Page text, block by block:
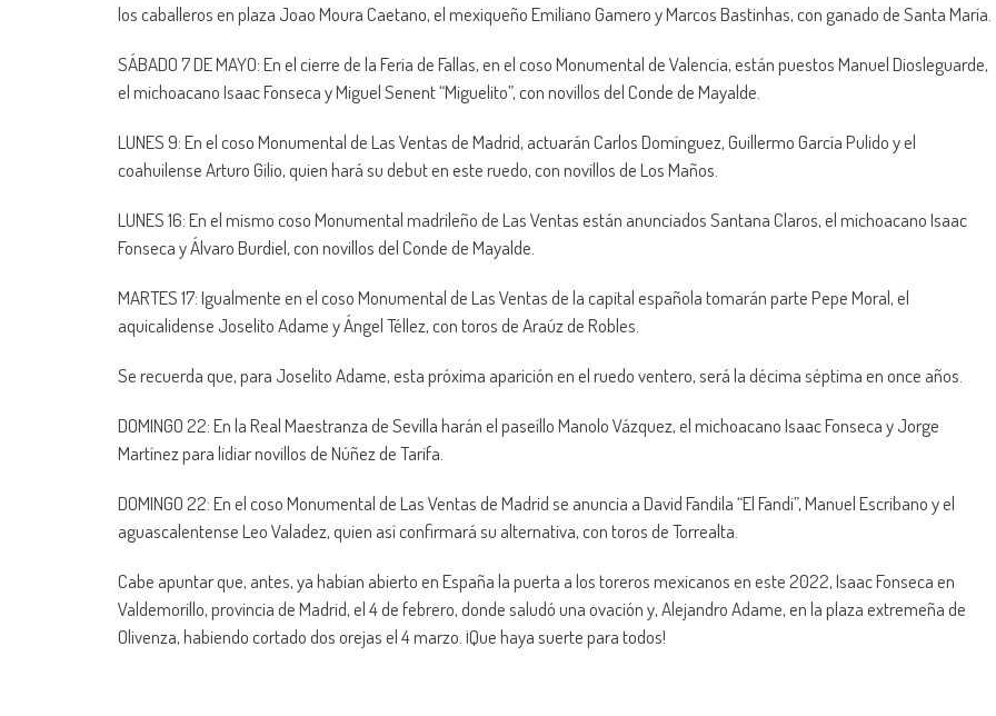
los caballeros en plaza Joao Moura Caetano, el mexiqueño Emiliano Gamero y Marcos Bastinhas, con ganado de Santa María.
SÁBADO 7 DE MAYO: En el cierre de la Feria de Fallas, en el coso Monumental de Valencia, están puestos Manuel Diosleguarde,
el michoacano Isaac Fonseca y Miguel Senent “Miguelito”, con novillos del Conde de Mayalde.
LUNES 9: En el coso Monumental de Las Ventas de Madrid, actuarán Carlos Domínguez, Guillermo García Pulido y el
coahuilense Arturo Gilio, quien hará su debut en este ruedo, con novillos de Los Maños.
LUNES 16: En el mismo coso Monumental madrileño de Las Ventas están anunciados Santana Claros, el michoacano Isaac
Fonseca y Álvaro Burdiel, con novillos del Conde de Mayalde.
MARTES 17: Igualmente en el coso Monumental de Las Ventas de la capital española tomarán parte Pepe Moral, el
aquicalidense Joselito Adame y Ángel Téllez, con toros de Araúz de Robles.
Se recuerda que, para Joselito Adame, esta próxima aparición en el ruedo ventero, será la décima séptima en once años.
DOMINGO 22: En la Real Maestranza de Sevilla harán el paseíllo Manolo Vázquez, el michoacano Isaac Fonseca y Jorge
Martínez para lidiar novillos de Núñez de Tarifa.
DOMINGO 22: En el coso Monumental de Las Ventas de Madrid se anuncia a David Fandila “El Fandi”, Manuel Escribano y el
aguascalentense Leo Valadez, quien así confirmará su alternativa, con toros de Torrealta.
Cabe apuntar que, antes, ya habían abierto en España la puerta a los toreros mexicanos en este 2022, Isaac Fonseca en
Valdemorillo, provincia de Madrid, el 4 de febrero, donde saludó una ovación y, Alejandro Adame, en la plaza extremeña de
Olivenza, habiendo cortado dos orejas el 4 marzo. ¡Que haya suerte para todos!